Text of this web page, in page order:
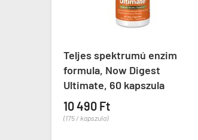
Teljes spektrumú enzim
formula, Now Digest
Ultimate, 60 kapszula
10 490 Ft
(175 / kapszula)